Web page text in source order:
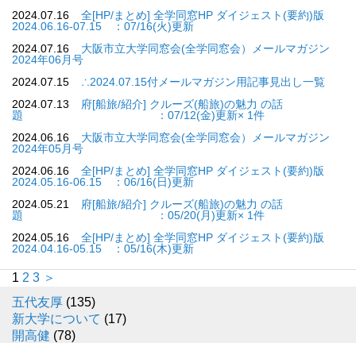
2024.07.16
全[HP/まとめ] 全学同窓HP ダイジェスト(要約)版
2024.06.16-07.15 ：07/16(火)更新
2024.07.16
大阪市立大学同窓会(全学同窓会）メールマガジン
2024年06月号
2024.07.15
∴2024.07.15付メールマガジン用記事見出し一覧
2024.07.13
府[船旅/紹介] クルーズ(船旅)の魅力 の話
題 ：07/12(金)更新× 1件
2024.06.16
大阪市立大学同窓会(全学同窓会）メールマガジン
2024年05月号
2024.06.16
全[HP/まとめ] 全学同窓HP ダイジェスト(要約)版
2024.05.16-06.15 ：06/16(日)更新
2024.05.21
府[船旅/紹介] クルーズ(船旅)の魅力 の話
題 ：05/20(月)更新× 1件
2024.05.16
全[HP/まとめ] 全学同窓HP ダイジェスト(要約)版
2024.04.16-05.15 ：05/16(木)更新
1 2 3 ＞
五代友厚 (135)
新大学について (17)
開高健 (78)